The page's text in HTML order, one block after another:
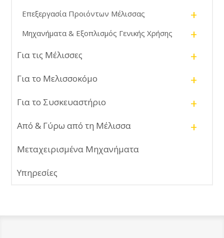
Επεξεργασία Προιόντων Μέλισσας +
Μηχανήματα & Εξοπλισμός Γενικής Χρήσης +
Για τις Μέλισσες +
Για το Μελισσοκόμο +
Για το Συσκευαστήριο +
Από & Γύρω από τη Μέλισσα +
Μεταχειρισμένα Μηχανήματα
Υπηρεσίες